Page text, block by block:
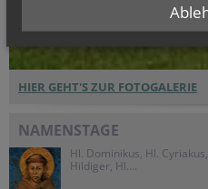
HIER GEHT'S ZUR FOTOGALERIE
NAMENSTAGE
Hl. Dominikus, Hl.
Hildiger, Hl....